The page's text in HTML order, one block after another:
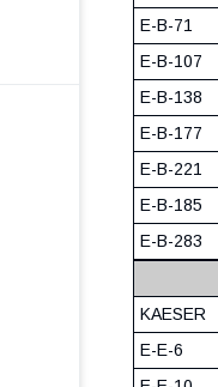
E-B-71
E-B-107
E-B-138
E-B-177
E-B-221
E-B-185
E-B-283
KAESER
E-E-6